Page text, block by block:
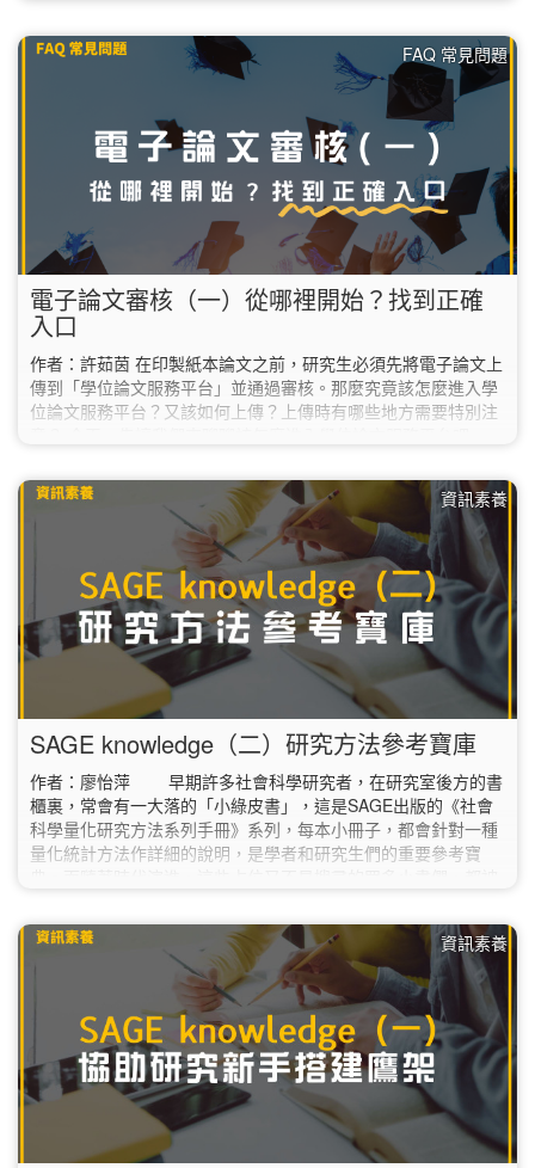
「確定要畢業的那一個學期」再將電子論文送出審核，不能提前
在這學期送審。 若不確定自己是否能在這學期畢業，建議先詢問
系所助教或教務處。 ✔︎ 2. 下載「電子論文上傳說明」…
FAQ 常見問題
電子論文審核（一）從哪裡開始？找到正確
入口
作者：許茹茵 在印製紙本論文之前，研究生必須先將電子論文上
傳到「學位論文服務平台」並通過審核。那麼究竟該怎麼進入學
位論文服務平台？又該如何上傳？上傳時有哪些地方需要特別注
文服務平台」；或也可以直接輸入網址
「https://etds.lib.ntnu.edu.tw/」。 如果您目前人在海外，必須使
用VPN連線回臺灣後才可以正常進入學位論文服務平台喔！…
資訊素養
SAGE knowledge（二）研究方法參考寶庫
作者：廖怡萍 早期許多社會科學研究者，在研究室後方的書
櫃裏，常會有一大落的「小綠皮書」，這是SAGE出版的《社會
科學量化研究方法系列手冊》系列，每本小冊子，都會針對一種
量化統計方法作詳細的說明，是學者和研究生們的重要參考寶
了。 據廠商提供資料，SAGE knowledge是為社會科學研究
領域學者所設計的電子書庫，總計超過4,200多種書籍，包含著
資訊素養